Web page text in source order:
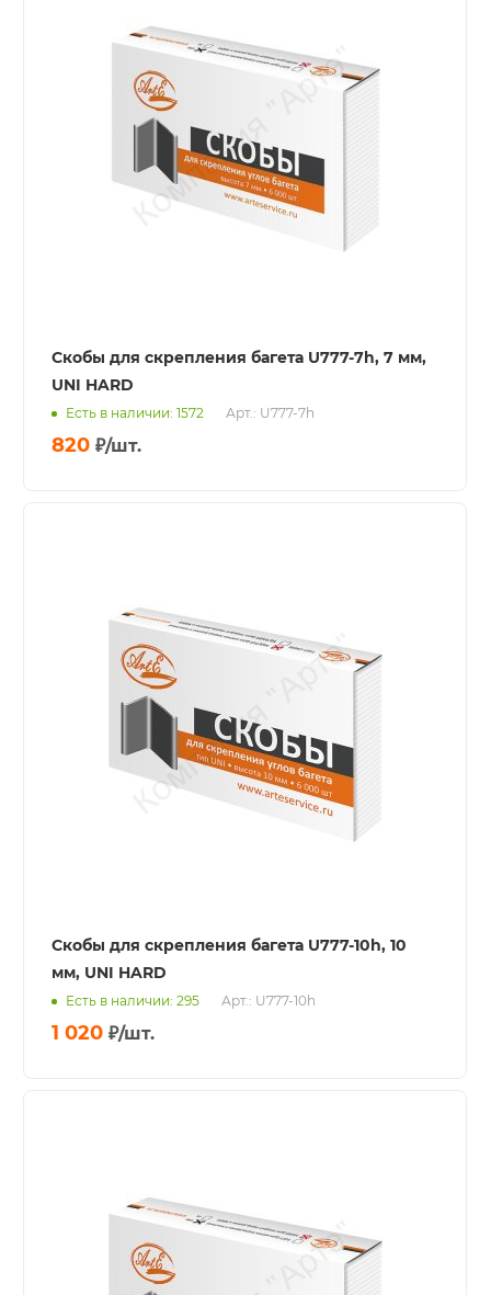
Скобы для скрепления багета U777-7h, 7 мм,
UNI HARD
Есть в наличии: 1572 Арт.: U777-7h
820 ₽/шт.
Скобы для скрепления багета U777-10h, 10
мм, UNI HARD
Есть в наличии: 295 Арт.: U777-10h
1 020 ₽/шт.